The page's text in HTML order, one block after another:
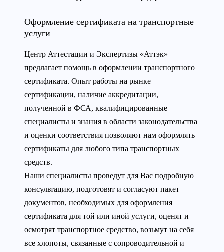
Оформление сертификата на транспортные
услуги
Центр Аттестации и Экспертизы «Аттэк»
предлагает помощь в оформлении транспортного
сертификата. Опыт работы на рынке
сертификации, наличие аккредитации,
полученной в ФСА, квалифицированные
специалисты и знания в области законодательства
и оценки соответствия позволяют нам оформлять
сертификаты для любого типа транспортных
средств.
Наши специалисты проведут для Вас подробную
консультацию, подготовят и согласуют пакет
документов, необходимых для оформления
сертификата для той или иной услуги, оценят и
осмотрят транспортное средство, возьмут на себя
все хлопоты, связанные с сопроводительной и